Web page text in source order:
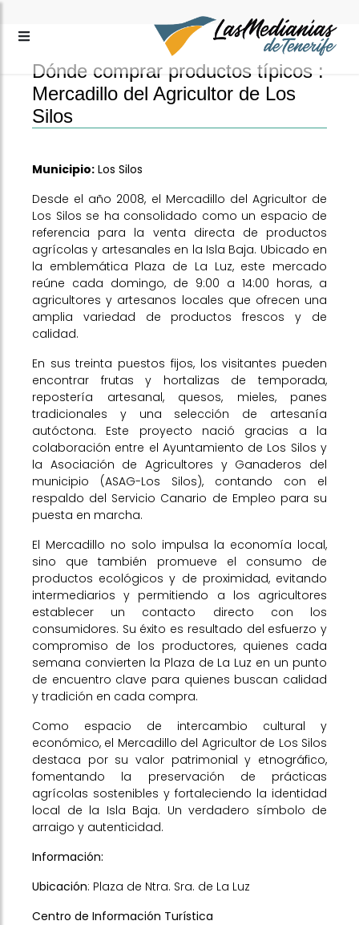
Dónde comprar productos típicos :
Mercadillo del Agricultor de Los
Silos
Municipio: Los Silos
Desde el año 2008, el Mercadillo del Agricultor de
Los Silos se ha consolidado como un espacio de
referencia para la venta directa de productos
agrícolas y artesanales en la Isla Baja. Ubicado en
la emblemática Plaza de La Luz, este mercado
reúne cada domingo, de 9:00 a 14:00 horas, a
agricultores y artesanos locales que ofrecen una
amplia variedad de productos frescos y de
calidad.
En sus treinta puestos fijos, los visitantes pueden
encontrar frutas y hortalizas de temporada,
repostería artesanal, quesos, mieles, panes
tradicionales y una selección de artesanía
autóctona. Este proyecto nació gracias a la
colaboración entre el Ayuntamiento de Los Silos y
la Asociación de Agricultores y Ganaderos del
municipio (ASAG-Los Silos), contando con el
respaldo del Servicio Canario de Empleo para su
puesta en marcha.
El Mercadillo no solo impulsa la economía local,
sino que también promueve el consumo de
productos ecológicos y de proximidad, evitando
intermediarios y permitiendo a los agricultores
establecer un contacto directo con los
consumidores. Su éxito es resultado del esfuerzo y
compromiso de los productores, quienes cada
semana convierten la Plaza de La Luz en un punto
de encuentro clave para quienes buscan calidad
y tradición en cada compra.
Como espacio de intercambio cultural y
económico, el Mercadillo del Agricultor de Los Silos
destaca por su valor patrimonial y etnográfico,
fomentando la preservación de prácticas
agrícolas sostenibles y fortaleciendo la identidad
local de la Isla Baja. Un verdadero símbolo de
arraigo y autenticidad.
Información:
Ubicación: Plaza de Ntra. Sra. de La Luz
Centro de Información Turística